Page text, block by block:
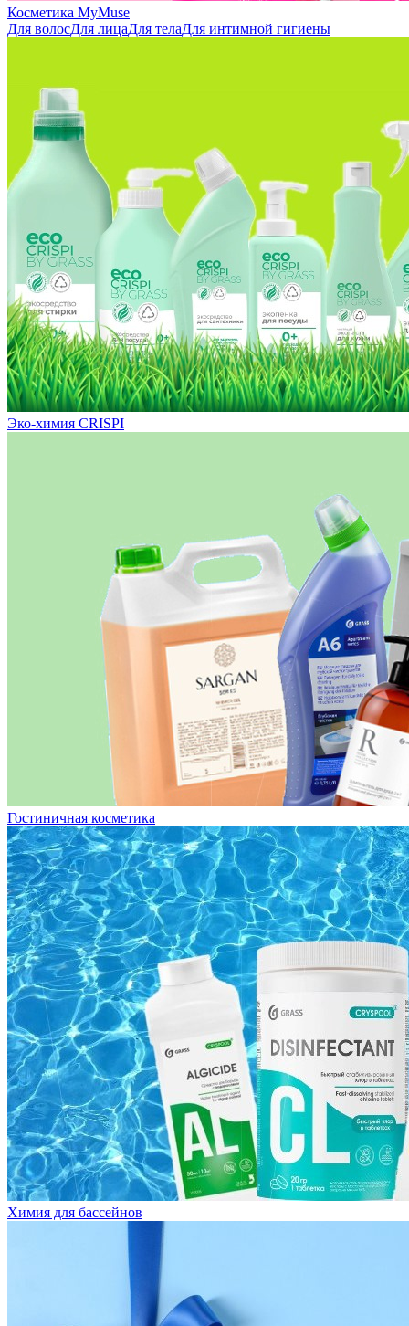
Косметика MyMuse
Для волосДля лицаДля телаДля интимной гигиены
Эко-химия CRISPI
Гостиничная косметика
Химия для бассейнов